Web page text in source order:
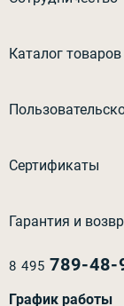
Каталог товаров
Сертификаты
Гарантия и
8 495 789-48-
График работы